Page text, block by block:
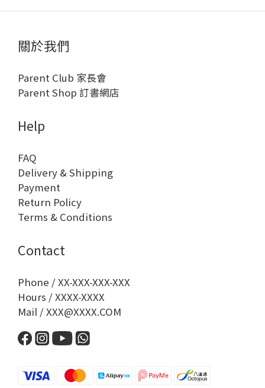
關於我們
Parent Club 家長會
Parent Shop 訂書網店
Help
FAQ
Delivery & Shipping
Payment
Return Policy
Terms & Conditions
Contact
Phone / XX-XXX-XXX-XXX
Hours / XXXX-XXXX
Mail / XXX@XXXX.COM